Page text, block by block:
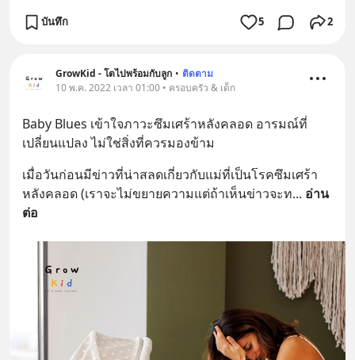
บันทึก 5 2
GrowKid - โตไปพร้อมกับลูก • ติดตาม
10 พ.ค. 2022 เวลา 01:00 • ครอบครัว & เด็ก
Baby Blues เข้าใจภาวะซึมเศร้าหลังคลอด อารมณ์ที่
เปลี่ยนแปลง ไม่ใช่สิ่งที่ควรมองข้าม
เมื่อวันก่อนมีข่าวที่น่าสลดเกี่ยวกับแม่ที่เป็นโรคซึมเศร้า
หลังคลอด (เราจะไม่ขยายความแต่ถ้าเห็นข่าวจะท... อ่าน
ต่อ